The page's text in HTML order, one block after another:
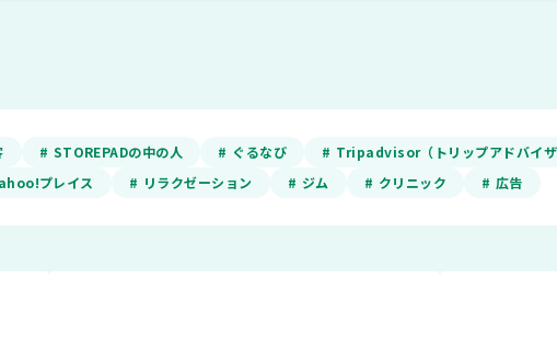
# STOREPADの中の人 # ぐるなび # Tripadvisor（トリップアドバイザ
プレイス # リラクゼーション # ジム # クリニック # 広告